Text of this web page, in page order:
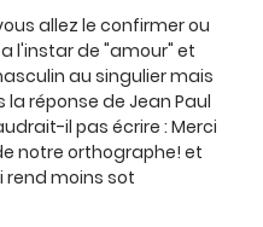
allez le confirmer ou
l'instar de "amour" et
au singulier mais
réponse de Jean Paul
il pas écrire : Merci
notre orthographe! et
rend moins sot